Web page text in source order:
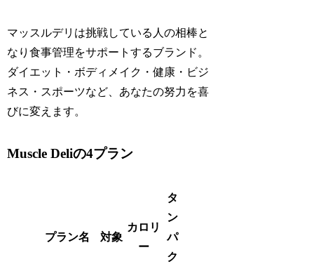
マッスルデリは挑戦している人の相棒と
なり食事管理をサポートするブランド。
ダイエット・ボディメイク・健康・ビジ
ネス・スポーツなど、あなたの努力を喜
びに変えます。
Muscle Deliの4プラン
プラン名 対象
カロリ
ー
タ
ン
パ
ク